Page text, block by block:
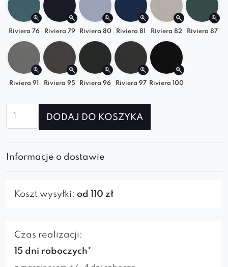
Riviera 76 Riviera 79 Riviera 80 Riviera 81 Riviera 82 Riviera 87
Riviera 91 Riviera 95 Riviera 96 Riviera 97 Riviera 100
Fotel
DODAJ DO KOSZYKA
Informacje o dostawie
Koszt wysyłki: od 110 zł
Czas realizacji:
15 dni roboczych*